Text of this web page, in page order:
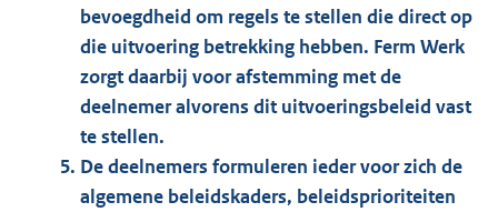
bevoegdheid om regels te stellen die direct op
die uitvoering betrekking hebben. Ferm Werk
zorgt daarbij voor afstemming met de
deelnemer alvorens dit uitvoeringsbeleid vast
te stellen.
De deelnemers formuleren ieder voor zich de
algemene beleidskaders, beleidsprioriteiten